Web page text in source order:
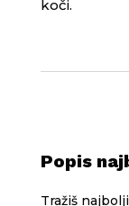
koči.
Popis
Tražiš